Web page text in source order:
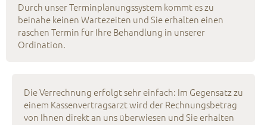
Durch unser Terminplanungssystem kommt es zu
beinahe keinen Wartezeiten und Sie erhalten einen
raschen Termin für Ihre Behandlung in unserer
Ordination.
Die Verrechnung erfolgt sehr einfach: Im Gegensatz zu
einem Kassenvertragsarzt wird der Rechnungsbetrag
von Ihnen direkt an uns überwiesen und Sie erhalten